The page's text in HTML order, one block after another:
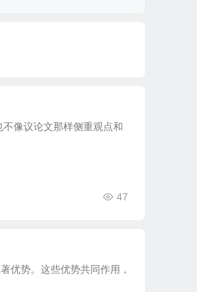
像议论文那样侧重观点和
47
优势。这些优势共同作用，